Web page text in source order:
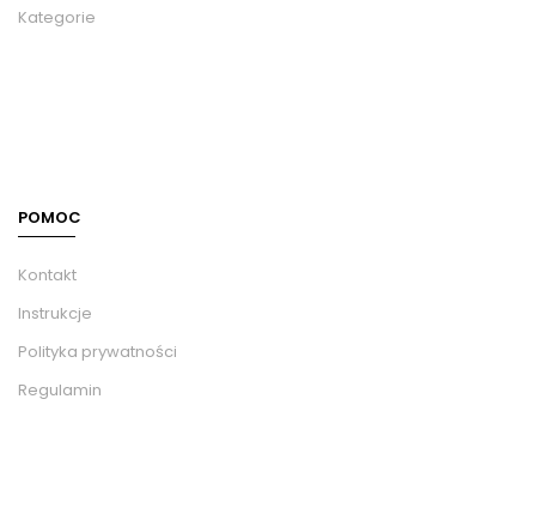
Kategorie
POMOC
Kontakt
Instrukcje
Polityka prywatności
Regulamin